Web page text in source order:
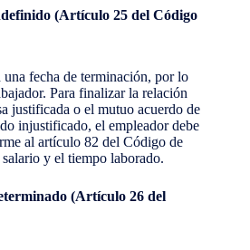
(Artículo 25 del Código
fecha de terminación, por lo
Para finalizar la relación
justificada o el mutuo acuerdo de
injustificado, el empleador debe
al artículo 82 del Código de
y el tiempo laborado.
(Artículo 26 del